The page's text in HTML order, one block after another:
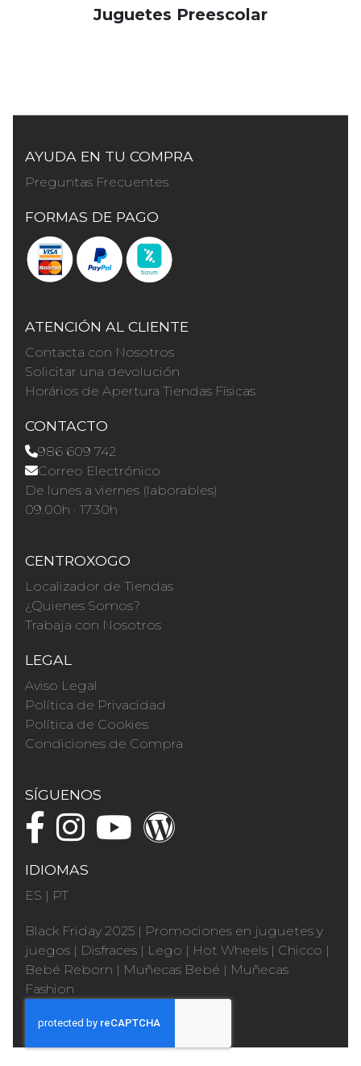
Juguetes Preescolar
AYUDA EN TU COMPRA
Preguntas Frecuentes
FORMAS DE PAGO
ATENCIÓN AL CLIENTE
Contacta con Nosotros
Solicitar una devolución
Horários de Apertura Tiendas Físicas
CONTACTO
986 609 742
Correo Electrónico
De lunes a viernes (laborables)
09.00h · 17.30h
CENTROXOGO
Localizador de Tiendas
¿Quienes Somos?
Trabaja con Nosotros
LEGAL
Aviso Legal
Política de Privacidad
Política de Cookies
Condiciones de Compra
SÍGUENOS
IDIOMAS
ES | PT
Black Friday 2025 | Promociones en juguetes y
juegos | Disfraces | Lego | Hot Wheels | Chicco |
Bebé Reborn | Muñecas Bebé | Muñecas
Fashion